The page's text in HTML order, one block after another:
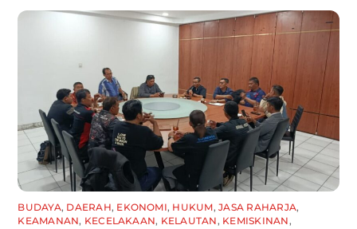
BUDAYA, DAERAH, EKONOMI, HUKUM,JASA RAHARJA,
KEAMANAN, KECELAKAAN, KELAUTAN , KEMISKINAN ,